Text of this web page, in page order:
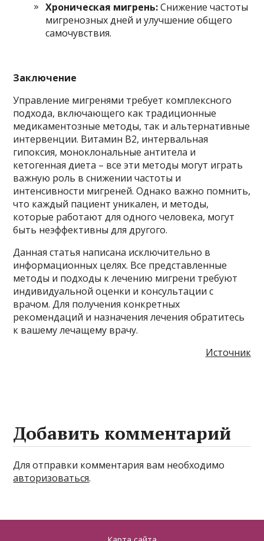
Хроническая мигрень:Снижение частоты
мигренозных дней и улучшение общего
самочувствия.
Заключение
Управление мигренями требует комплексного
подхода, включающего как традиционные
медикаментозные методы, так и альтернативные
интервенции. Витамин B2, интервальная
гипоксия, моноклональные антитела и
кетогенная диета – все эти методы могут играть
важную роль в снижении частоты и
интенсивности мигреней. Однако важно помнить,
что каждый пациент уникален, и методы,
которые работают для одного человека, могут
быть неэффективны для другого.
Данная статья написана исключительно в
информационных целях. Все представленные
методы и подходы к лечению мигрени требуют
индивидуальной оценки и консультации с
врачом. Для получения конкретных
рекомендаций и назначения лечения обратитесь
к вашему лечащему врачу.
Источник
Добавить комментарий
Для отправки комментария вам необходимо
авторизоваться.